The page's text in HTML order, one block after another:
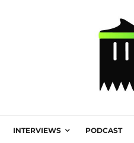
INTERVIEWS PODCAST